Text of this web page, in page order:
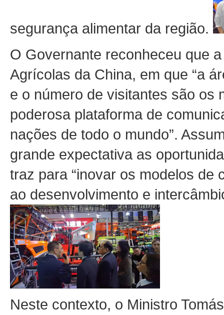
segurança alimentar da região.
O Governante reconheceu que
Agrícolas da China, em que “a
e o número de visitantes são os
poderosa plataforma de
nações de todo o mundo”.
grande expectativa as
traz para “inovar os modelos de
ao desenvolvimento e
Neste contexto, o Ministro